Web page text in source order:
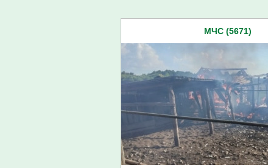
МЧС (5671)